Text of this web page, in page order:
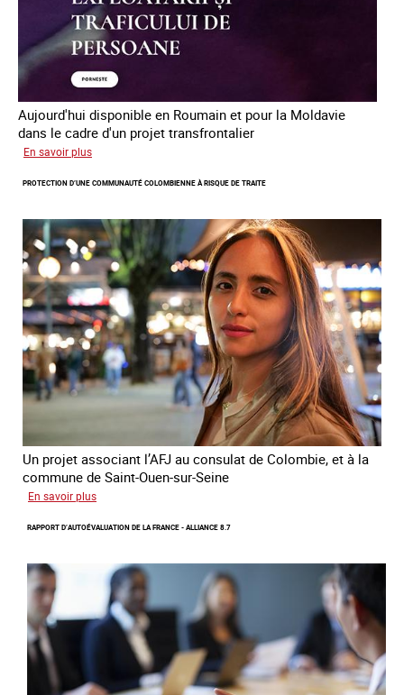
Aujourd'hui disponible en Roumain et pour la Moldavie
dans le cadre d'un projet transfrontalier
En savoir plus
module
formation
en
ligne
sur
traite
et
le
conflit
en
PROTECTION D’UNE COMMUNAUTÉ COLOMBIENNE À RISQUE DE TRAITE
Un projet associant l’AFJ au consulat de Colombie, et à la
commune de Saint-Ouen-sur-Seine
En savoir plus
d’une
colombienne
risque
de
RAPPORT D’AUTOÉVALUATION DE LA FRANCE - ALLIANCE 8.7